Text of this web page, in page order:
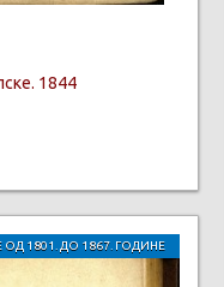
1844
ОД 1801. ДО 1867. ГОДИНЕ